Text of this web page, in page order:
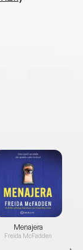
Menajera
Freida McFadden